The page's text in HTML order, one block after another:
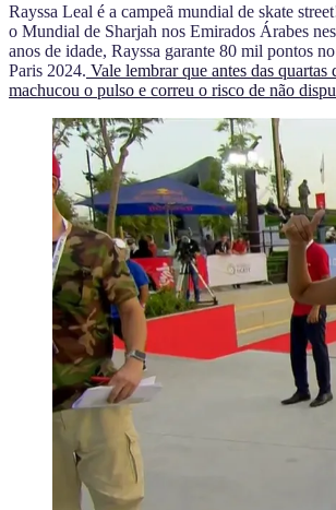
Rayssa Leal é a campeã mundial de skate
o Mundial de Sharjah nos Emirados Árabes
anos de idade, Rayssa garante 80 mil pontos
Paris 2024. Vale lembrar que antes das quartas
machucou o pulso e correu o risco de não